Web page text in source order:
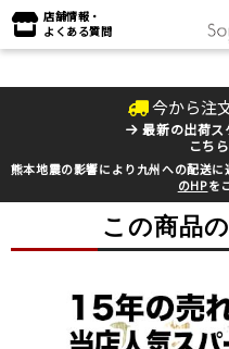
店舗情報・
よくある質問
今から注
最新の出荷ス
こち
熊本地震の影響により九州への配送
のHPを
この商品